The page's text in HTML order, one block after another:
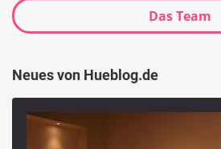
Das Team
Neues von Hueblog.de